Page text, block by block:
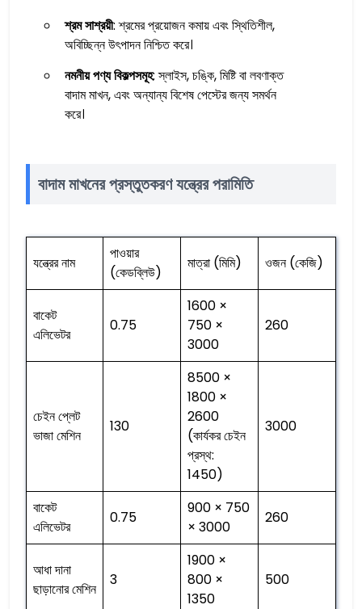
শ্রম সাশ্রয়ী: শ্রমের প্রয়োজন কমায় এবং স্থিতিশীল,
অবিচ্ছিন্ন উৎপাদন নিশ্চিত করে।
নমনীয় পণ্য বিকল্পসমূহ: স্লাইস, চঙ্কি, মিষ্টি বা লবণাক্ত
বাদাম মাখন, এবং অন্যান্য বিশেষ পেস্টের জন্য সমর্থন
করে।
বাদাম মাখনের প্রস্তুতকরণ যন্ত্রের পরামিতি
যন্ত্রের নাম
পাওয়ার
(কেডব্লিউ)
মাত্রা (মিমি) ওজন (কেজি)
বাকেট
এলিভেটর
0.75
1600 ×
750 ×
3000
260
চেইন প্লেট
ভাজা মেশিন
130
8500 ×
1800 ×
2600
(কার্যকর চেইন
প্রস্থ:
1450)
3000
বাকেট
এলিভেটর
0.75
900 × 750
× 3000
260
আধা দানা
ছাড়ানোর মেশিন
3
1900 ×
800 ×
1350
500